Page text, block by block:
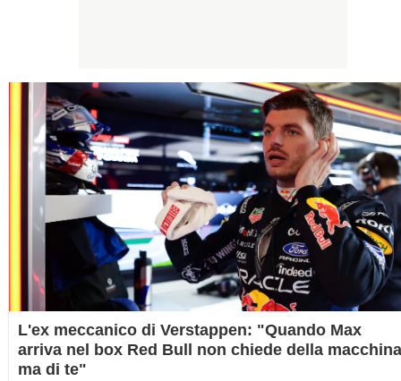
L'ex meccanico di Verstappen: "Quando Max
arriva nel box Red Bull non chiede della
ma di te"